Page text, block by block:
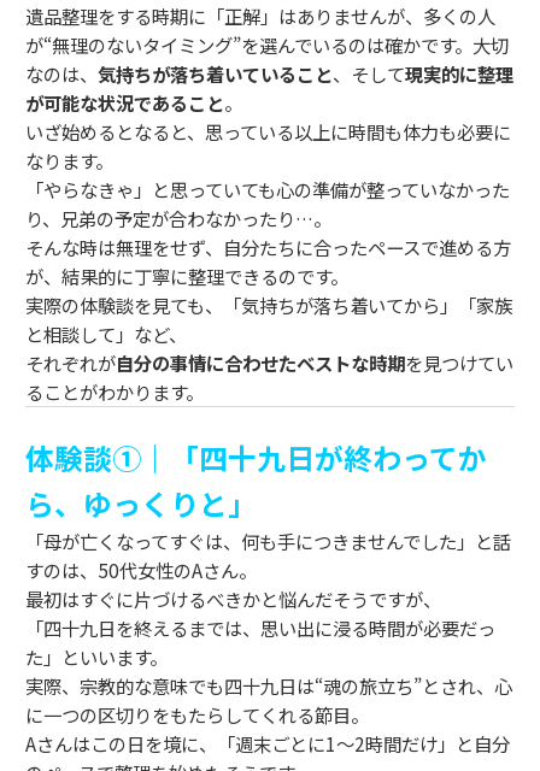
遺品整理をする時期に「正解」はありませんが、多くの人
が“無理のないタイミング”を選んでいるのは確かです。大切
なのは、 気持ちが落ち着いていること、そして現実的に整理
が可能な状況であること。
いざ始めるとなると、思っている以上に時間も体力も必要に
なります。
「やらなきゃ」と思っていても心の準備が整っていなかった
り、兄弟の予定が合わなかったり…。
そんな時は無理をせず、自分たちに合ったペースで進める方
が、結果的に丁寧に整理できるのです。
実際の体験談を見ても、「気持ちが落ち着いてから」「家族
と相談して」など、
それぞれが自分の事情に合わせたベストな時期を見つけてい
ることがわかります。
体験談①｜「四十九日が終わってか
ら、ゆっくりと」
「母が亡くなってすぐは、何も手につきませんでした」と話
すのは、50代女性のAさん。
最初はすぐに片づけるべきかと悩んだそうですが、
「四十九日を終えるまでは、思い出に浸る時間が必要だっ
た」といいます。
実際、宗教的な意味でも四十九日は“魂の旅立ち”とされ、心
に一つの区切りをもたらしてくれる節目。
Aさんはこの日を境に、「週末ごとに1〜2時間だけ」と自分